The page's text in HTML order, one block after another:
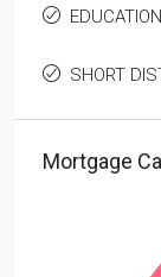
SHORT
Mortgage